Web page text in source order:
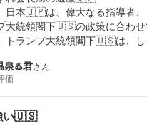
日本🇯🇵は、偉大なる指導者、
大統領閣下🇺🇸の政策に合わせ
トランプ大統領閣下🇺🇸は、し
泉♨️君さん
価
い🇺🇸